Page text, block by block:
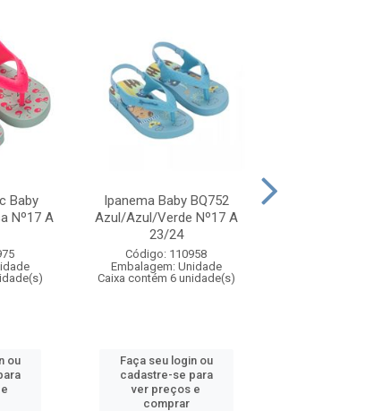
Baby
Nº17 A
ou
Ipanema Baby BQ752
Azul/Azul/Verde Nº17 A
23/24
Código: 110958
Embalagem: Unidade
Caixa contém 6 unidade(s)
Faça seu login ou
cadastre-se para
ver preços e
comprar